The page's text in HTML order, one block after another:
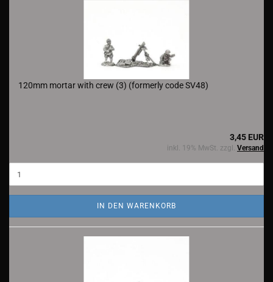
120mm mortar with crew (3) (formerly code SV48)
3,45 EUR
inkl. 19% MwSt. zzgl. Versand
IN DEN WARENKORB